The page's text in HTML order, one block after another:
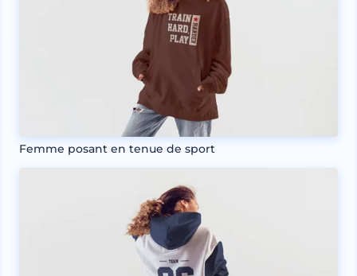
Femme posant en tenue de sport